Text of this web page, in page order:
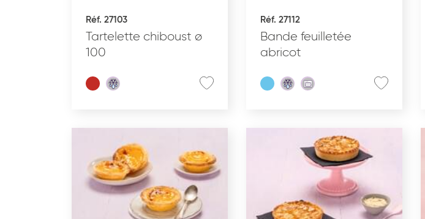
Effacer les critères
Réf. 27103
Tartelette chiboust ø
100
Réf. 27112
Bande feuilletée
abricot